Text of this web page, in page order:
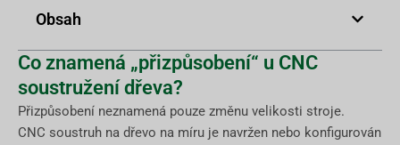
Obsah
Co znamená „přizpůsobení“ u CNC
soustružení dřeva?
Přizpůsobení neznamená pouze změnu velikosti stroje.
CNC soustruh na dřevo na míru je navržen nebo konfigurován